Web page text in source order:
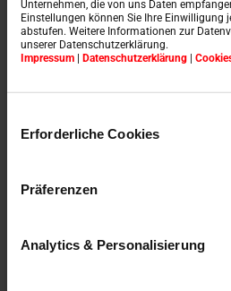
Unternehmen, die von uns Daten
Einstellungen können Sie Ihre Einwilligung
abstufen. Weitere Informationen zur
unserer Datenschutzerklärung.
Impressum | Datenschutzerklärung |
Erforderliche Cookies
Präferenzen
Analytics & Personalisierung
Lösungen die Dach(t)räume
begeistern jedes Mal aufs
berichten sie von ihren